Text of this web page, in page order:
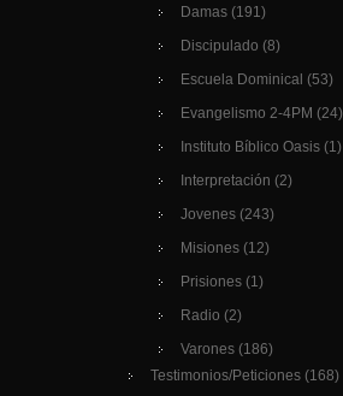
Damas (191)
Discipulado (8)
Escuela Dominical (53)
Evangelismo 2-4PM (24)
Instituto Bíblico Oasis (1)
Interpretación (2)
Jovenes (243)
Misiones (12)
Prisiones (1)
Radio (2)
Varones (186)
Testimonios/Peticiones (168)